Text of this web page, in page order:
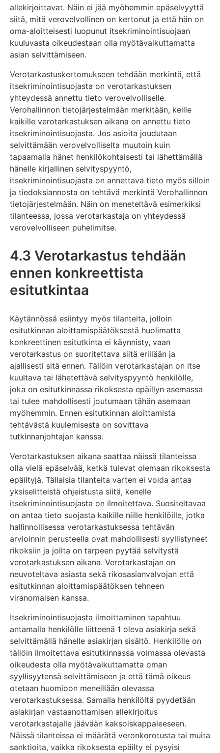
allekirjoittavat. Näin ei jää myöhemmin epäselvyyttä
siitä, mitä verovelvollinen on kertonut ja että hän on
oma-aloitteisesti luopunut itsekriminointisuojaan
kuuluvasta oikeudestaan olla myötävaikuttamatta
asian selvittämiseen.
Verotarkastuskertomukseen tehdään merkintä, että
itsekriminointisuojasta on verotarkastuksen
yhteydessä annettu tieto verovelvolliselle.
Verohallinnon tietojärjestelmään merkitään, keille
kaikille verotarkastuksen aikana on annettu tieto
itsekriminointisuojasta. Jos asioita joudutaan
selvittämään verovelvolliselta muutoin kuin
tapaamalla hänet henkilökohtaisesti tai lähettämällä
hänelle kirjallinen selvityspyyntö,
itsekriminointisuojasta on annettava tieto myös silloin
ja tiedoksiannosta on tehtävä merkintä Verohallinnon
tietojärjestelmään. Näin on meneteltävä esimerkiksi
tilanteessa, jossa verotarkastaja on yhteydessä
verovelvolliseen puhelimitse.
4.3 Verotarkastus tehdään
ennen konkreettista
esitutkintaa
Käytännössä esiintyy myös tilanteita, jolloin
esitutkinnan aloittamispäätöksestä huolimatta
konkreettinen esitutkinta ei käynnisty, vaan
verotarkastus on suoritettava siitä erillään ja
ajallisesti sitä ennen. Tällöin verotarkastajan on itse
kuultava tai lähetettävä selvityspyyntö henkilölle,
joka on esitutkinnassa rikoksesta epäillyn asemassa
tai tulee mahdollisesti joutumaan tähän asemaan
myöhemmin. Ennen esitutkinnan aloittamista
tehtävästä kuulemisesta on sovittava
tutkinnanjohtajan kanssa.
Verotarkastuksen aikana saattaa näissä tilanteissa
olla vielä epäselvää, ketkä tulevat olemaan rikoksesta
epäiltyjä. Tällaisia tilanteita varten ei voida antaa
yksiselitteistä ohjeistusta siitä, kenelle
itsekriminointisuojasta on ilmoitettava. Suositeltavaa
on antaa tieto suojasta kaikille niille henkilöille, jotka
hallinnollisessa verotarkastuksessa tehtävän
arvioinnin perusteella ovat mahdollisesti syyllistyneet
rikoksiin ja joilta on tarpeen pyytää selvitystä
verotarkastuksen aikana. Verotarkastajan on
neuvoteltava asiasta sekä rikosasianvalvojan että
esitutkinnan aloittamispäätöksen tehneen
viranomaisen kanssa.
Itsekriminointisuojasta ilmoittaminen tapahtuu
antamalla henkilölle liitteenä 1 oleva asiakirja sekä
selvittämällä hänelle asiakirjan sisältö. Henkilölle on
tällöin ilmoitettava esitutkinnassa voimassa olevasta
oikeudesta olla myötävaikuttamatta oman
syyllisyytensä selvittämiseen ja että tämä oikeus
otetaan huomioon meneillään olevassa
verotarkastuksessa. Samalla henkilöltä pyydetään
asiakirjan vastaanottamisen allekirjoitus
verotarkastajalle jäävään kaksoiskappaleeseen.
Näissä tilanteissa ei määrätä veronkorotusta tai muita
sanktioita, vaikka rikoksesta epäilty ei pysyisi